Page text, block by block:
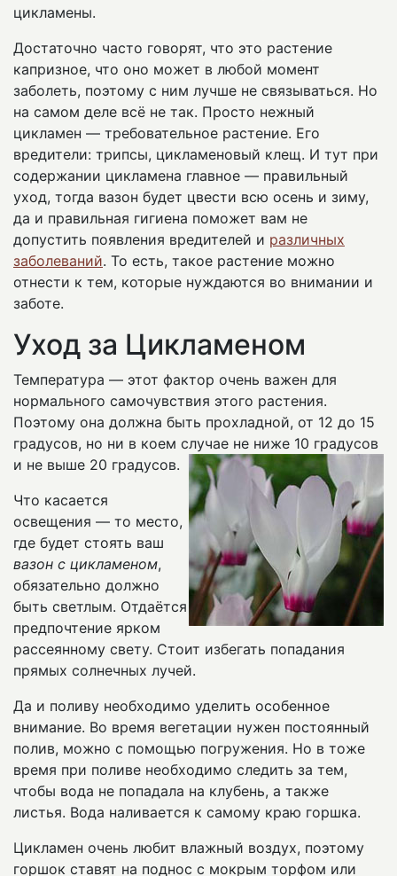
цикламены.
Достаточно часто говорят, что это растение
капризное, что оно может в любой момент
заболеть, поэтому с ним лучше не связываться. Но
на самом деле всё не так. Просто нежный
цикламен — требовательное растение. Его
вредители: трипсы, цикламеновый клещ. И тут при
содержании цикламена главное — правильный
уход, тогда вазон будет цвести всю осень и зиму,
да и правильная гигиена поможет вам не
допустить появления вредителей и различных
заболеваний. То есть, такое растение можно
отнести к тем, которые нуждаются во внимании и
заботе.
Уход за Цикламеном
Температура — этот фактор очень важен для
нормального самочувствия этого растения.
Поэтому она должна быть прохладной, от 12 до 15
градусов, но ни в коем случае не ниже 10 градусов
и не выше 20 градусов.
Что касается
освещения — то место,
где будет стоять ваш
вазон с цикламеном,
обязательно должно
быть светлым. Отдаётся
предпочтение ярком
рассеянному свету. Стоит избегать попадания
прямых солнечных лучей.
Да и поливу необходимо уделить особенное
внимание. Во время вегетации нужен постоянный
полив, можно с помощью погружения. Но в тоже
время при поливе необходимо следить за тем,
чтобы вода не попадала на клубень, а также
листья. Вода наливается к самому краю горшка.
Цикламен очень любит влажный воздух, поэтому
горшок ставят на поднос с мокрым торфом или